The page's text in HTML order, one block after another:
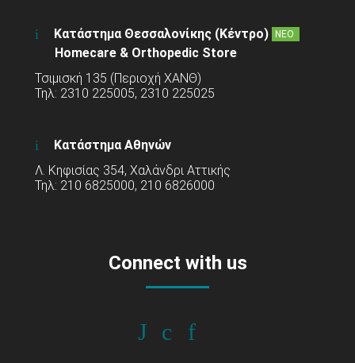
Κατάστημα Θεσσαλονίκης (Κέντρο) ΝΕΟ
Homecare & Orthopedic Store
Τσιμισκή 135 (Περιοχή ΧΑΝΘ)
Τηλ: 2310 225005, 2310 225025
Κατάστημα Αθηνών
Λ. Κηφισίας 354, Χαλάνδρι Αττικής
Τηλ: 210 6825000, 210 6826000
Connect with us